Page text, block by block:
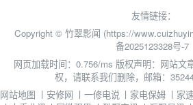
友情链接：
Copyright © 竹翠影闻 (https://
备2025123328号-7
网页加载时间：0.756/ms 版权声明：网站文
权，请联系我们删除，邮箱：
网站地图 丨 安修网 丨 一修电说 丨 家电保姆 丨 家